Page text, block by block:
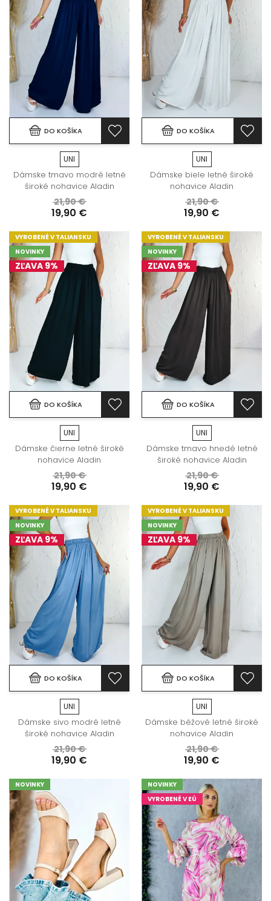
DO KOŠÍKA
UNI
Dámske tmavo modré letné
široké nohavice Aladin
21,90 €
19,90 €
DO KOŠÍKA
UNI
Dámske biele letné široké
nohavice Aladin
21,90 €
19,90 €
VYROBENÉ V TALIANSKU
NOVINKY
ZĽAVA 9%
DO KOŠÍKA
UNI
Dámske čierne letné široké
nohavice Aladin
21,90 €
19,90 €
VYROBENÉ V TALIANSKU
NOVINKY
ZĽAVA 9%
DO KOŠÍKA
UNI
Dámske tmavo hnedé letné
široké nohavice Aladin
21,90 €
19,90 €
VYROBENÉ V TALIANSKU
NOVINKY
ZĽAVA 9%
DO KOŠÍKA
UNI
Dámske sivo modré letné
široké nohavice Aladin
21,90 €
19,90 €
VYROBENÉ V TALIANSKU
NOVINKY
ZĽAVA 9%
DO KOŠÍKA
UNI
Dámske béžové letné široké
nohavice Aladin
21,90 €
19,90 €
NOVINKY
NOVINKY
VYROBENÉ V EÚ